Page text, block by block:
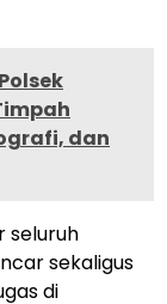
dan
seluruh
sekaligus
di